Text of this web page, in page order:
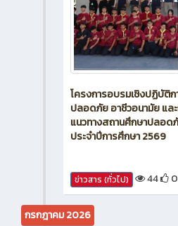
โครงการอบรมเชิงปฏิบัติ
ปลอดภัย อาชีวอนามัย แล
แนวทางสถานศึกษาปลอด
44